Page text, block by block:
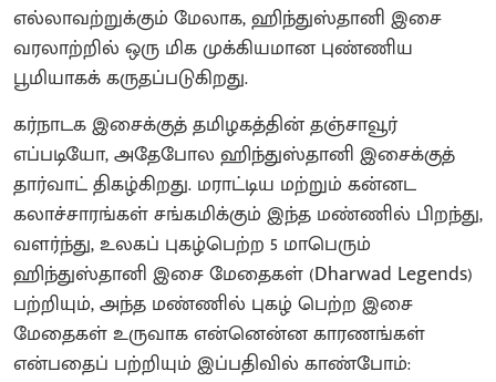
எல்லாவற்றுக்கும் மேலாக, ஹிந்துஸ்தானி இசை
வரலாற்றில் ஒரு மிக முக்கியமான புண்ணிய
பூமியாகக் கருதப்படுகிறது.
கர்நாடக இசைக்குத் தமிழகத்தின் தஞ்சாவூர்
எப்படியோ, அதேபோல ஹிந்துஸ்தானி இசைக்குத்
தார்வாட் திகழ்கிறது. மராட்டிய மற்றும் கன்னட
கலாச்சாரங்கள் சங்கமிக்கும் இந்த மண்ணில் பிறந்து,
வளர்ந்து, உலகப் புகழ்பெற்ற 5 மாபெரும்
ஹிந்துஸ்தானி இசை மேதைகள் (Dharwad Legends)
பற்றியும், அந்த மண்ணில் புகழ் பெற்ற இசை
மேதைகள் உருவாக என்னென்ன காரணங்கள்
என்பதைப் பற்றியும் இப்பதிவில் காண்போம்: